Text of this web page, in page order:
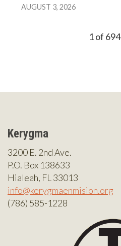
AUGUST 3, 2026
1 of 694
Kerygma
3200 E. 2nd Ave.
P.O. Box 138633
Hialeah, FL 33013
info@kerygmaenmision.org
(786) 585-1228